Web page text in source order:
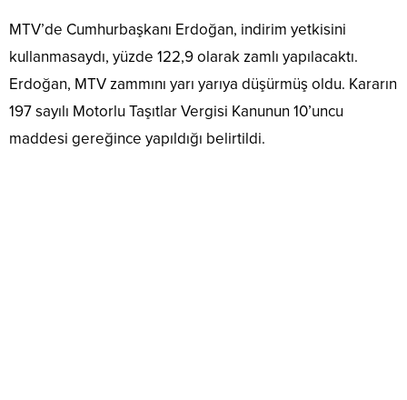
MTV’de Cumhurbaşkanı Erdoğan, indirim yetkisini
kullanmasaydı, yüzde 122,9 olarak zamlı yapılacaktı.
Erdoğan, MTV zammını yarı yarıya düşürmüş oldu. Kararın
197 sayılı Motorlu Taşıtlar Vergisi Kanunun 10’uncu
maddesi gereğince yapıldığı belirtildi.